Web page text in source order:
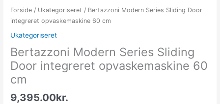
Forside / Ukategoriseret / Bertazzoni Modern Series Sliding Door
integreret opvaskemaskine 60 cm
Ukategoriseret
Bertazzoni Modern Series Sliding
Door integreret opvaskemaskine 60
cm
9,395.00kr.